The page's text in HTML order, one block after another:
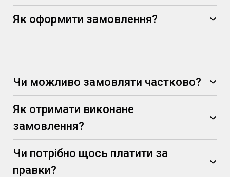
-5%
Як оформити замовлення?
Чи можливо замовляти частково?
Як отримати виконане
замовлення?
Чи потрібно щось платити за
правки?